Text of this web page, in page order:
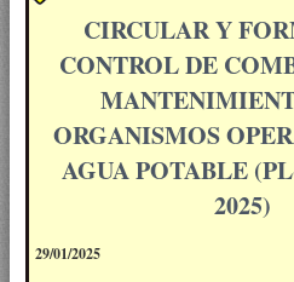
CIRCULAR Y
CONTROL DE
ORGANISMOS
AGUA POTABLE
2025)
29/01/2025